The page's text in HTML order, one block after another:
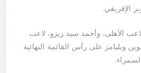
الإفريقي.
الأهلى، وأحمد سيد زيزو، لاعب
ويليامز على رأس القائمة النهائية